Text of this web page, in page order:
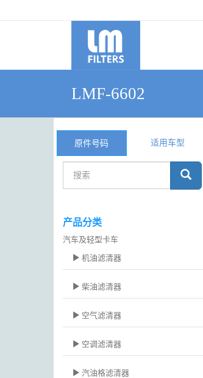
LMF-6602
原件号码 适用车型
产品分类
汽车及轻型卡车
机油滤清器
柴油滤清器
空气滤清器
空调滤清器
汽油格滤清器